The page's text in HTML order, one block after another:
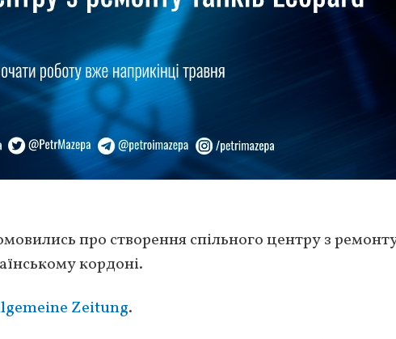
про створення спільного центру з
кордоні.
Zeitung.